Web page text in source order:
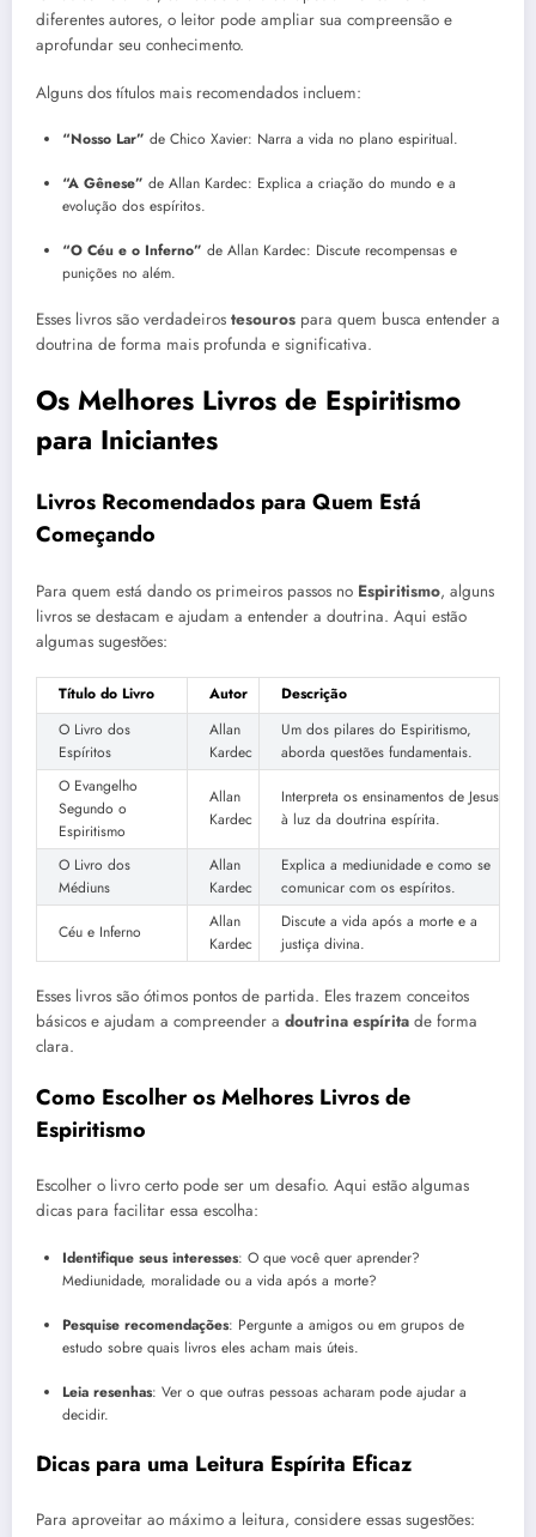
diferentes autores, o leitor pode ampliar sua compreensão e
aprofundar seu conhecimento.
Alguns dos títulos mais recomendados incluem:
“Nosso Lar” de Chico Xavier: Narra a vida no plano espiritual.
“A Gênese” de Allan Kardec: Explica a criação do mundo e a
evolução dos espíritos.
“O Céu e o Inferno” de Allan Kardec: Discute recompensas e
punições no além.
Esses livros são verdadeiros tesouros para quem busca entender a
doutrina de forma mais profunda e significativa.
Os Melhores Livros de Espiritismo
para Iniciantes
Livros Recomendados para Quem Está
Começando
Para quem está dando os primeiros passos no Espiritismo, alguns
livros se destacam e ajudam a entender a doutrina. Aqui estão
algumas sugestões:
Título do Livro Autor
Descrição
O Livro dos
Espíritos
Allan
Kardec
Um dos pilares do Espiritismo,
aborda questões fundamentais.
O Evangelho
Segundo o
Espiritismo
Allan
Kardec
Interpreta os ensinamentos de Jesus
à luz da doutrina espírita.
O Livro dos
Médiuns
Allan
Kardec
Explica a mediunidade e como se
comunicar com os espíritos.
Céu e Inferno
Allan
Kardec
Discute a vida após a morte e a
justiça divina.
Esses livros são ótimos pontos de partida. Eles trazem conceitos
básicos e ajudam a compreender a doutrina espírita de forma
clara.
Como Escolher os Melhores Livros de
Espiritismo
Escolher o livro certo pode ser um desafio. Aqui estão algumas
dicas para facilitar essa escolha:
Identifique seus interesses: O que você quer aprender?
Mediunidade, moralidade ou a vida após a morte?
Pesquise recomendações: Pergunte a amigos ou em grupos de
estudo sobre quais livros eles acham mais úteis.
Leia resenhas: Ver o que outras pessoas acharam pode ajudar a
decidir.
Dicas para uma Leitura Espírita Eficaz
Para aproveitar ao máximo a leitura, considere essas sugestões: